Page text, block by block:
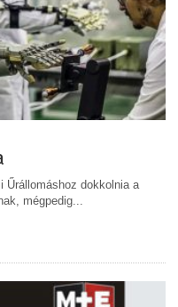
Űrállomáshoz dokkolnia a
mégpedig...